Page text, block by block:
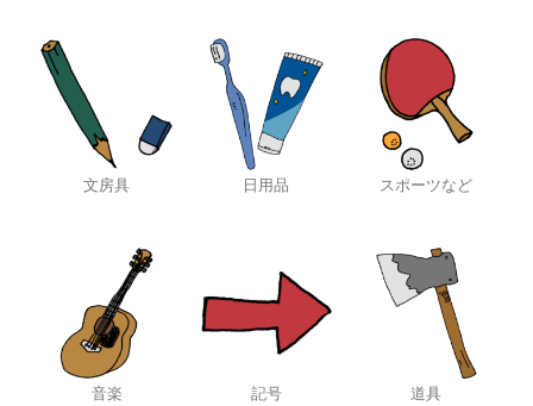
文房具 日用品 スポーツなど
音楽 記号 道具